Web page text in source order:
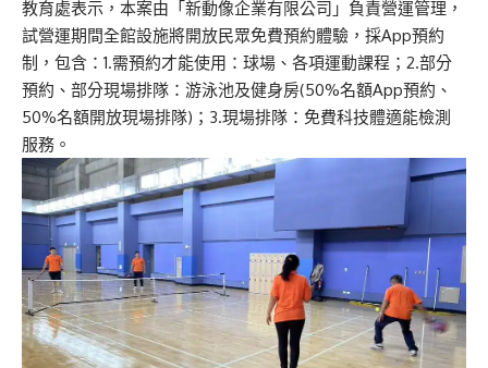
教育處表示，本案由「新動像企業有限公司」負責營運管理，
試營運期間全館設施將開放民眾免費預約體驗，採App預約
制，包含：1.需預約才能使用：球場、各項運動課程；2.部分
預約、部分現場排隊：游泳池及健身房(50%名額App預約、
50%名額開放現場排隊)；3.現場排隊：免費科技體適能檢測
服務。